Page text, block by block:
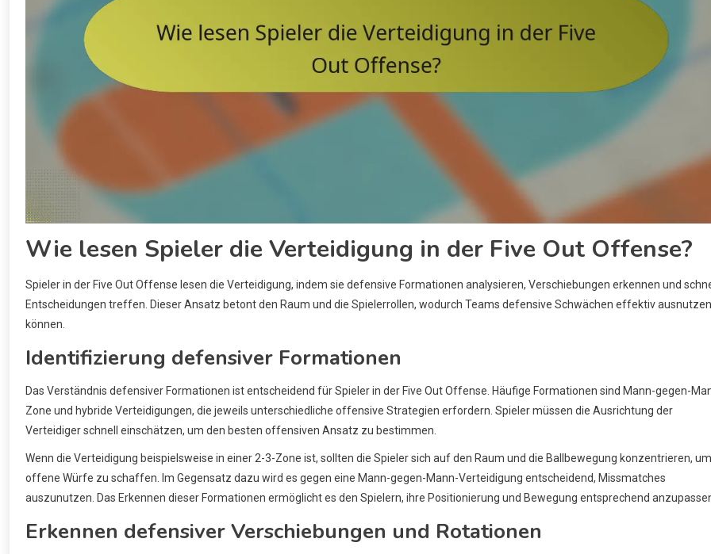
Wie lesen Spieler die Verteidigung in der Five Out Offense?
Spieler in der Five Out Offense lesen die Verteidigung, indem sie defensive Formationen analysieren, Verschiebungen erkennen und
Entscheidungen treffen. Dieser Ansatz betont den Raum und die Spielerrollen, wodurch Teams defensive Schwächen effektiv ausnutzen
können.
Identifizierung defensiver Formationen
Das Verständnis defensiver Formationen ist entscheidend für Spieler in der Five Out Offense. Häufige Formationen sind Mann-gegen-
Zone und hybride Verteidigungen, die jeweils unterschiedliche offensive Strategien erfordern. Spieler müssen die Ausrichtung der
Verteidiger schnell einschätzen, um den besten offensiven Ansatz zu bestimmen.
Wenn die Verteidigung beispielsweise in einer 2-3-Zone ist, sollten die Spieler sich auf den Raum und die Ballbewegung konzentrieren, um
offene Würfe zu schaffen. Im Gegensatz dazu wird es gegen eine Mann-gegen-Mann-Verteidigung entscheidend, Missmatches
auszunutzen. Das Erkennen dieser Formationen ermöglicht es den Spielern, ihre Positionierung und Bewegung entsprechend
Erkennen defensiver Verschiebungen und Rotationen